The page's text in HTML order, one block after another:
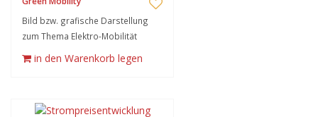
Bild bzw. grafische Darstellung
zum Thema Elektro-Mobilität
in den Warenkorb legen